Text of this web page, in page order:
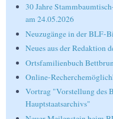
30 Jahre
am 24.05.2026
Neuzugänge in der BLF-
Neues aus der Redaktion
Ortsfamilienbuch
Online-
Vortrag "Vorstellung des
Hauptstaatsarchivs"